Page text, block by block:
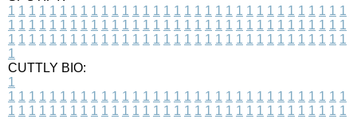
1 1 1 1 1 1 1 1 1 1 1 1 1 1 1 1 1 1 1 1 1 1 1 1 1 1 1 1 1 1 1 1 1
1 1 1 1 1 1 1 1 1 1 1 1 1 1 1 1 1 1 1 1 1 1 1 1 1 1 1 1 1 1 1 1 1
1 1 1 1 1 1 1 1 1 1 1 1 1 1 1 1 1 1 1 1 1 1 1 1 1 1 1 1 1 1 1 1 1
1
CUTTLY BIO:
1
1 1 1 1 1 1 1 1 1 1 1 1 1 1 1 1 1 1 1 1 1 1 1 1 1 1 1 1 1 1 1 1 1
1 1 1 1 1 1 1 1 1 1 1 1 1 1 1 1 1 1 1 1 1 1 1 1 1 1 1 1 1 1 1 1 1